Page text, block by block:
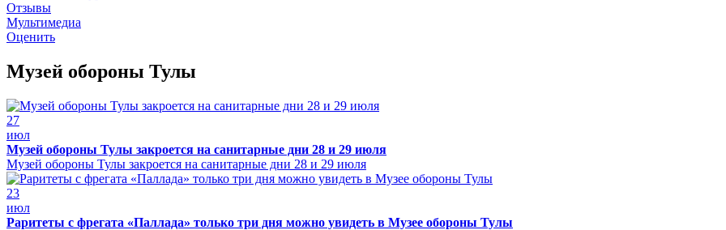
Отзывы
Мультимедиа
Оценить
Музей обороны Тулы
27
июл
Музей обороны Тулы закроется на санитарные дни 28 и 29 июля
Музей обороны Тулы закроется на санитарные дни 28 и 29 июля
23
июл
Раритеты с фрегата «Паллада» только три дня можно увидеть в Музее обороны Тулы